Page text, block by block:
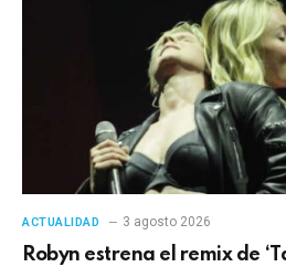
ACTUALIDAD 3 agosto 2026
Robyn estrena el remix de